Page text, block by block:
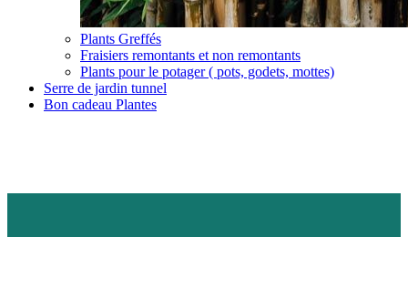
Plants Greffés
Fraisiers remontants et non remontants
Plants pour le potager ( pots, godets, mottes)
Serre de jardin tunnel
Bon cadeau Plantes